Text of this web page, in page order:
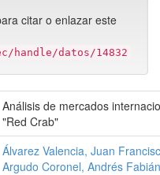
citar o enlazar este
handle/datos/14832
Análisis de mercados
"Red Crab"
Álvarez Valencia, Juan
Argudo Coronel, Andrés Fabián